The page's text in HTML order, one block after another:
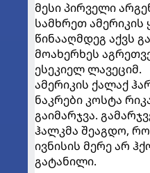
მესი პირველი
სამხრეთ ამერიკის
წინააღმდეგ აქვს
მოახერხეს
ესეკიელ ლავეციმ.
ამერიკის ქალაქ
ნაკრები კოსტა
გაიმარჯვა.
ჰალკმა შეაგდო,
ივნისის მერე არ
გატანილი.